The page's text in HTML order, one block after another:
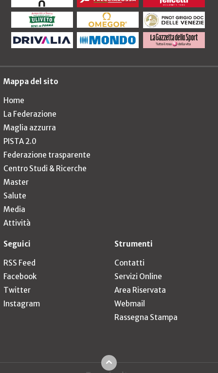
Mappa del sito
Home
La Federazione
Maglia azzurra
PISTA 2.0
Federazione trasparente
Centro Studi & Ricerche
Master
Salute
Media
Attività
Seguici
RSS Feed
Facebook
Twitter
Instagram
Strumenti
Contatti
Servizi Online
Area Riservata
Webmail
Rassegna Stampa